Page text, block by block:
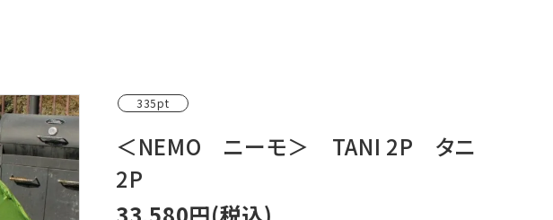
春・夏に向けたアウトドアグ
ッズ
冬期・雪山に向けたウェア・
ギア
テント泊山行に向けたギ
ミリタリーライン・ミリタリー
335pt
＜NEMO ニーモ＞ TANI 2P タニ
2P